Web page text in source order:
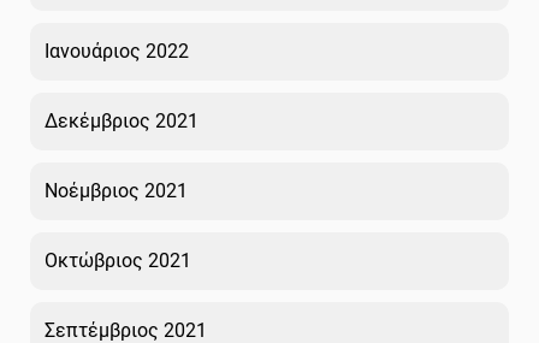
Ιανουάριος 2022
Δεκέμβριος 2021
Νοέμβριος 2021
Οκτώβριος 2021
Σεπτέμβριος 2021